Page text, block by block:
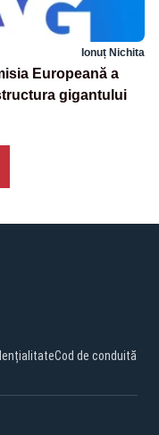
Ionuț Nichita
Europeană a
gigantului
Cod de conduită